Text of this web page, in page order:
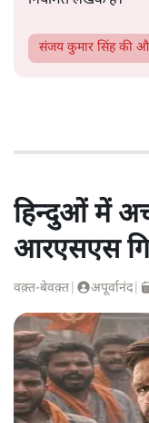
संजय कुमार सिंहकी
हिन्दुओं में
आरएसएस
वक़्त-बेवक़्त अपूर्वानंद|